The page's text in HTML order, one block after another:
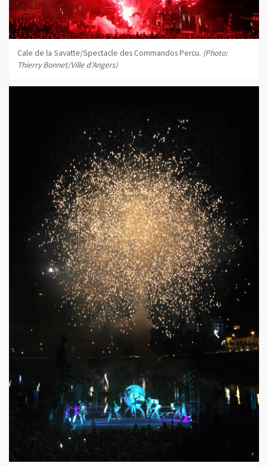
Cale de la Savatte/Spectacle des Commandos Percu. (Photo:
Thierry Bonnet/Ville d'Angers)